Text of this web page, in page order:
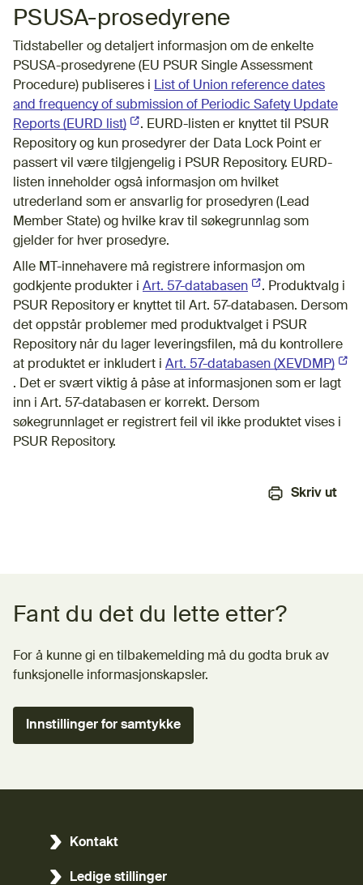
PSUSA-prosedyrene
Tidstabeller og detaljert informasjon om de enkelte
PSUSA-prosedyrene (EU PSUR Single Assessment
Procedure) publiseres i List of Union reference dates
and frequency of submission of Periodic Safety Update
Reports (EURD list) (Ekstern lenke)
. EURD-listen er knyttet til PSUR
Repository og kun prosedyrer der Data Lock Point er
passert vil være tilgjengelig i PSUR Repository. EURD-
listen inneholder også informasjon om hvilket
utrederland som er ansvarlig for prosedyren (Lead
Member State) og hvilke krav til søkegrunnlag som
gjelder for hver prosedyre.
Alle MT-innehavere må registrere informasjon om
godkjente produkter i Art. 57-databasen (Ekstern lenke)
. Produktvalg i
PSUR Repository er knyttet til Art. 57-databasen. Dersom
det oppstår problemer med produktvalget i PSUR
Repository når du lager leveringsfilen, må du kontrollere
at produktet er inkludert i Art. 57-databasen (XEVDMP)
. Det er svært viktig å påse at informasjonen som er lagt
inn i Art. 57-databasen er korrekt. Dersom
søkegrunnlaget er registrert feil vil ikke produktet vises i
PSUR Repository.
Skriv ut
Fant du det du lette etter?
For å kunne gi en tilbakemelding må du godta bruk av
funksjonelle informasjonskapsler.
Innstillinger for samtykke
Kontakt
Ledige stillinger